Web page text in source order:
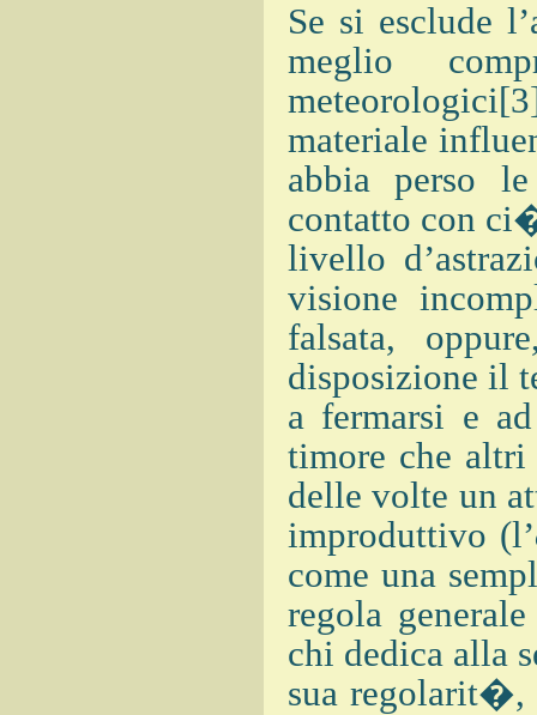
Se si esclude
meglio
materiale
abbia perso
contatto con
livello
visione
falsata,
disposizione il
a fermarsi e
timore che
delle volte un
improduttivo (l’
come una
regola
chi dedica alla
sua regolarit�,